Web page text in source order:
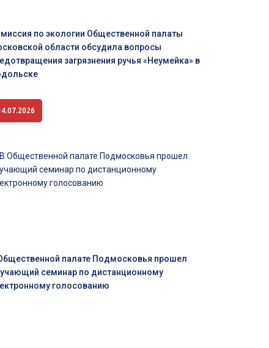
по экологии Общественной палаты
области обсудила вопросы
загрязнения ручья «Неумейка» в
палате Подмосковья прошел
семинар по дистанционному
голосованию